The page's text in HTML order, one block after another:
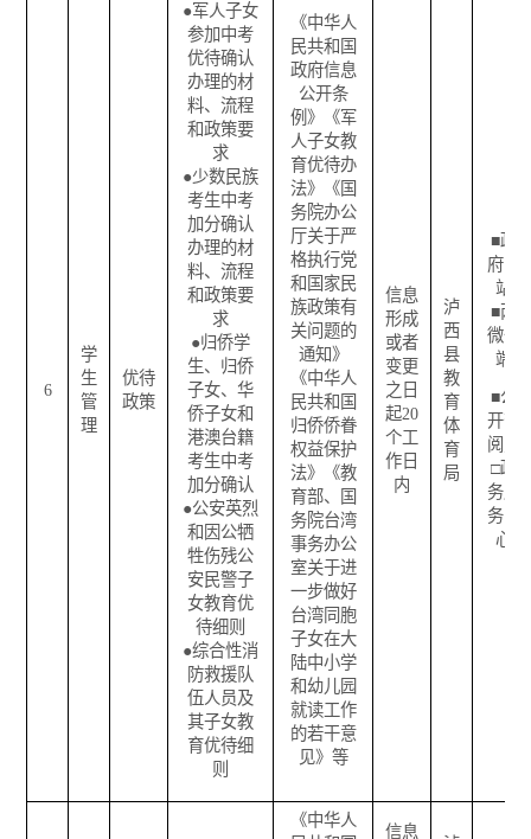
6
学
生
管
理
优待
政策
●军人子女
参加中考
优待确认
办理的材
料、流程
和政策要
求
●少数民族
考生中考
加分确认
办理的材
料、流程
和政策要
求
●归侨学
生、归侨
子女、华
侨子女和
港澳台籍
考生中考
加分确认
●公安英烈
和因公牺
牲伤残公
安民警子
女教育优
待细则
●综合性消
防救援队
伍人员及
其子女教
育优待细
则
《中华人
民共和国
政府信息
公开条
例》《军
人子女教
育优待办
法》《国
务院办公
厅关于严
格执行党
和国家民
族政策有
关问题的
通知》
《中华人
民共和国
归侨侨眷
权益保护
法》《教
育部、国
务院台湾
事务办公
室关于进
一步做好
台湾同胞
子女在大
陆中小学
和幼儿园
就读工作
的若干意
见》等
信息
形成
或者
变更
之日
起20
个工
作日
内
泸
西
县
教
育
体
育
局
■政
府网
站
■两
微一
端
■公
开查
阅点
□政
务服
务中
心
《中华人
信息